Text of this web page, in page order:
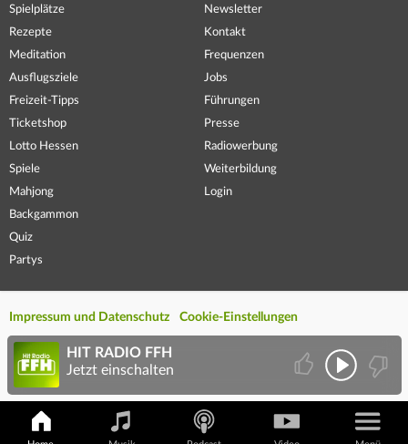
Spielplätze
Rezepte
Meditation
Ausflugsziele
Freizeit-Tipps
Ticketshop
Lotto Hessen
Spiele
Mahjong
Backgammon
Quiz
Partys
Newsletter
Kontakt
Frequenzen
Jobs
Führungen
Presse
Radiowerbung
Weiterbildung
Login
Impressum und Datenschutz Cookie-Einstellungen
HIT RADIO FFH
Jetzt einschalten